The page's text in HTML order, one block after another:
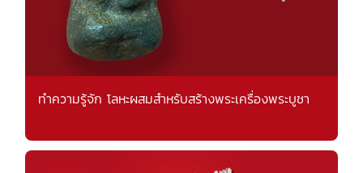
ทำความรู้จัก โลหะผสมสำหรับสร้างพระเครื่องพระบูชา